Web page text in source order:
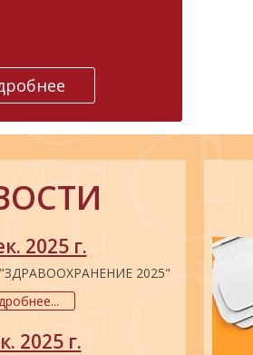
2025 г.
"ЗДРАВООХРАНЕНИЕ 2025"
2025 г.